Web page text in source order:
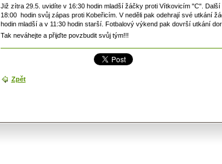
Již zítra 29.5. uvidíte v 16:30 hodin mladší žáčky proti Vítkovicím "C".
18:00 hodin svůj zápas proti Kobeřicím. V neděli pak odehrají své utkání
hodin mladší a v 11:30 hodin starší. Fotbalový výkend pak dovrší utkání
Tak neváhejte a přijďte povzbudit svůj tým!!!
Zpět